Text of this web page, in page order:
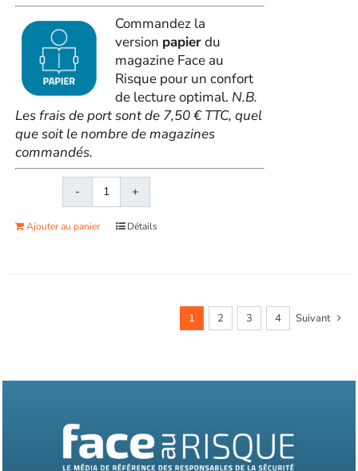
Commandez la
version papierdu
magazine Face au
Risque pour un confort
de lecture optimal. N.B.
Les frais de port sont de 7,50 € TTC, quel
que soit le nombre de magazines
commandés.
quantité
de
Face
2022
Ajouter au panier Détails
1 2 3 4 Suivant